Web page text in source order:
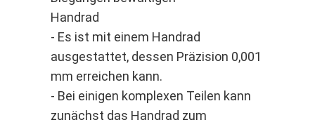
Handrad
- Es ist mit einem Handrad
ausgestattet, dessen Präzision 0,001
mm erreichen kann.
- Bei einigen komplexen Teilen kann
zunächst das Handrad zum